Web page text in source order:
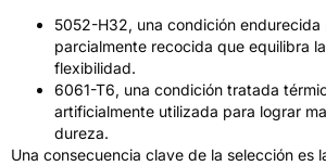
5052-H32, una condición
parcialmente recocida que equilibra
flexibilidad.
6061-T6, una condición tratada
artificialmente utilizada para lograr
dureza.
Una consecuencia clave de la selección es